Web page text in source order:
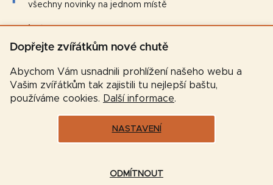
Dopřejte zvířátkům nové chutě
Abychom Vám usnadnili prohlížení našeho webu a
Vašim zvířátkům tak zajistili tu nejlepší baštu,
používáme cookies. Další informace.
NASTAVENÍ
ODMÍTNOUT
všechny novinky na jednom místě
Instagram
tipy a zajímavosti pro chovatele
Vytvořil Shoptet